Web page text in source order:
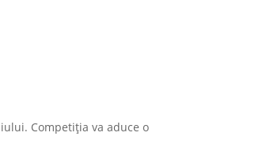
Competiția va aduce o